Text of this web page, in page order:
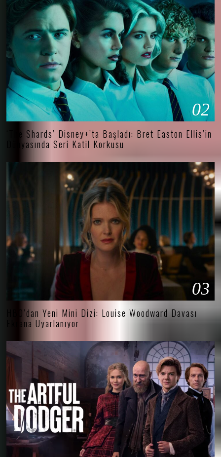
02
‘The Shards’ Disney+’ta Başladı: Bret Easton Ellis’in
Dünyasında Seri Katil Korkusu
03
HBO’dan Yeni Mini Dizi: Louise Woodward Davası
Ekrana Uyarlanıyor